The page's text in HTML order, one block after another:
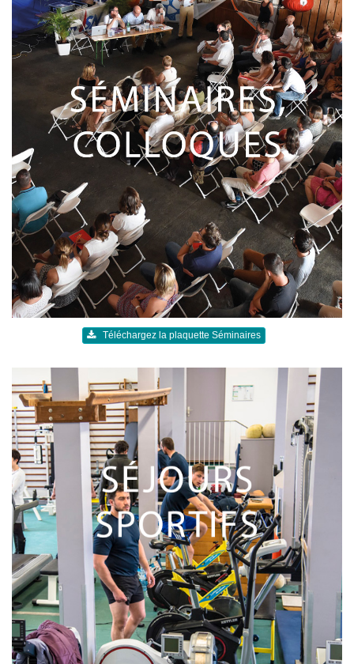
Téléchargez la plaquette Séminaires